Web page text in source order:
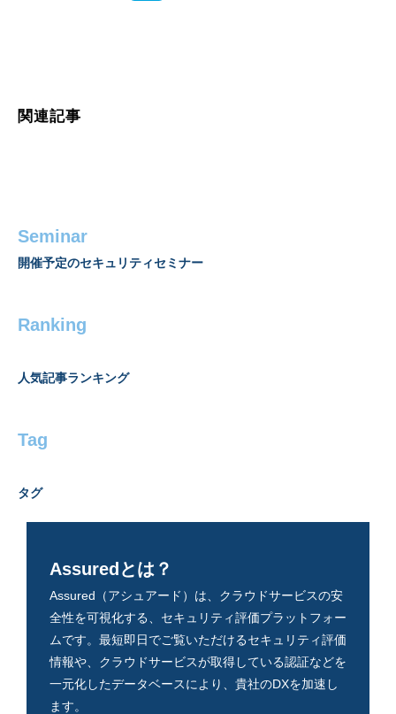
関連記事
Seminar
開催予定のセキュリティセミナー
Ranking
人気記事ランキング
Tag
タグ
Assuredとは？
Assured（アシュアード）は、クラウドサービスの安
全性を可視化する、セキュリティ評価プラットフォー
ムです。最短即日でご覧いただけるセキュリティ評価
情報や、クラウドサービスが取得している認証などを
一元化したデータベースにより、貴社のDXを加速し
ます。